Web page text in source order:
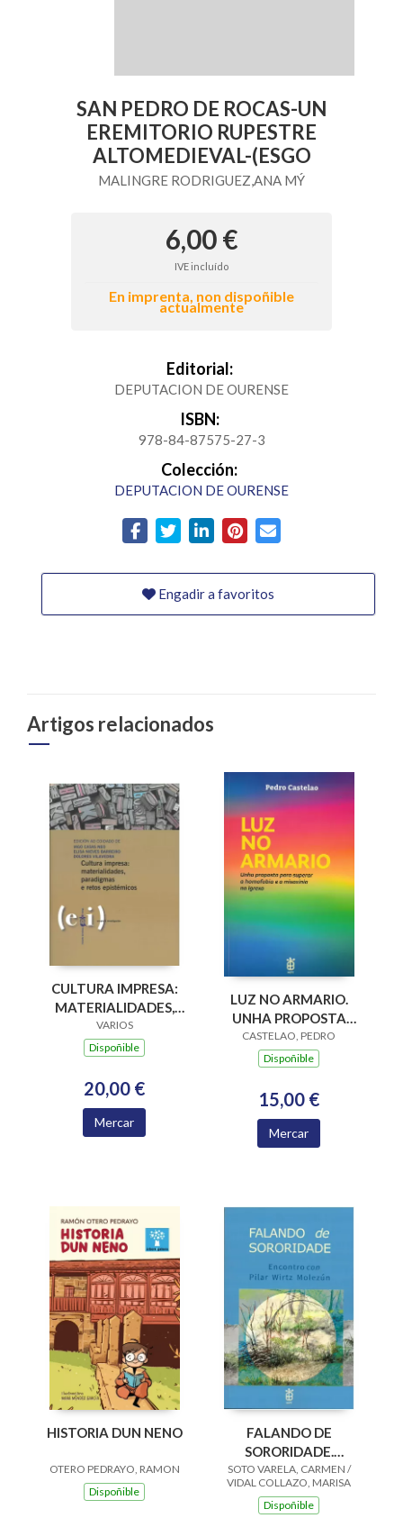
SAN PEDRO DE ROCAS-UN
EREMITORIO RUPESTRE
ALTOMEDIEVAL-(ESGO
MALINGRE RODRIGUEZ,ANA MÝ
6,00 €
IVE incluído
En imprenta, non dispoñible
actualmente
Editorial:
DEPUTACION DE OURENSE
ISBN:
978-84-87575-27-3
Colección:
DEPUTACION DE OURENSE
Engadir a favoritos
Artigos relacionados
CULTURA IMPRESA:
MATERIALIDADES,
PARADIGMAS E
RETOS EPISTÉMICOS
VARIOS
Dispoñible
20,00 €
Mercar
LUZ NO ARMARIO.
UNHA PROPOSTA
PARA SUPERAR A
HOMOFOBIA E A
IGREXA
CASTELAO, PEDRO
Dispoñible
15,00 €
Mercar
HISTORIA DUN NENO
OTERO PEDRAYO, RAMON
Dispoñible
FALANDO DE
SORORIDADE.
ENCONTRO CON
PILAR WIRTZ
MOLEZUN
SOTO VARELA, CARMEN /
VIDAL COLLAZO, MARISA
Dispoñible